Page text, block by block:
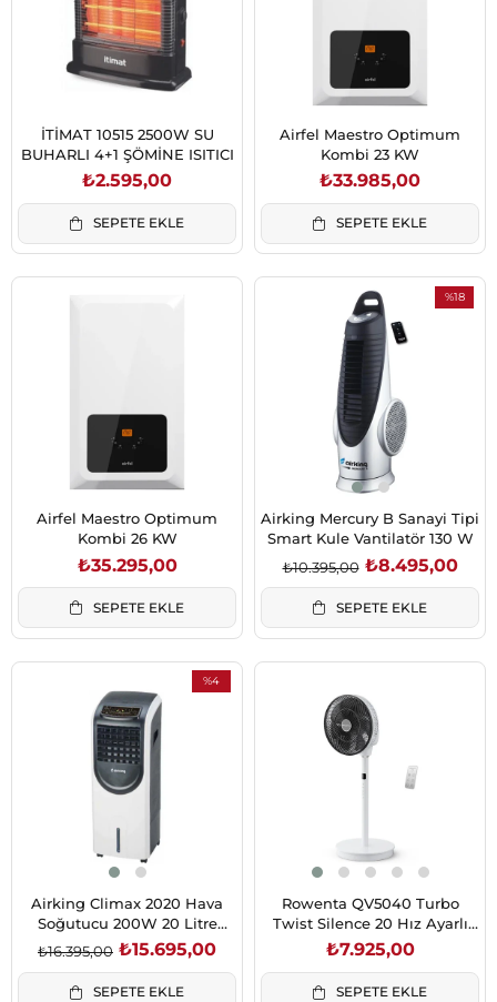
İTİMAT 10515 2500W SU
BUHARLI 4+1 ŞÖMİNE ISITICI
₺2.595,00
SEPETE EKLE
Airfel Maestro Optimum
Kombi 23 KW
₺33.985,00
SEPETE EKLE
Airfel Maestro Optimum
Kombi 26 KW
₺35.295,00
SEPETE EKLE
%18
Airking Mercury B Sanayi Tipi
Smart Kule Vantilatör 130 W
₺8.495,00
₺10.395,00
SEPETE EKLE
%4
Airking Climax 2020 Hava
Soğutucu 200W 20 Litre
Antrasit İyonizerli ve Uzaktan
Kumandalı
₺15.695,00
₺16.395,00
SEPETE EKLE
Rowenta QV5040 Turbo
Twist Silence 20 Hız Ayarlı
Sessiz Uzaktan Kumandalı
3'ü 1 Arada Kompakt
Vantilatör Beyaz
₺7.925,00
SEPETE EKLE